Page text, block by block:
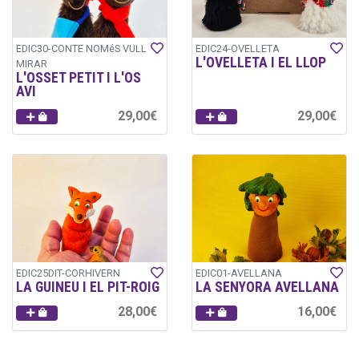
EDIC30-CONTE NOMéS VULL
MIRAR
L'OSSET PETIT I L'OS
AVI
29,00€
EDIC24-OVELLETA
L'OVELLETA I EL LLOP
29,00€
EDIC25DIT-CORHIVERN
LA GUINEU I EL PIT-ROIG
28,00€
EDIC01-AVELLANA
LA SENYORA AVELLANA
16,00€